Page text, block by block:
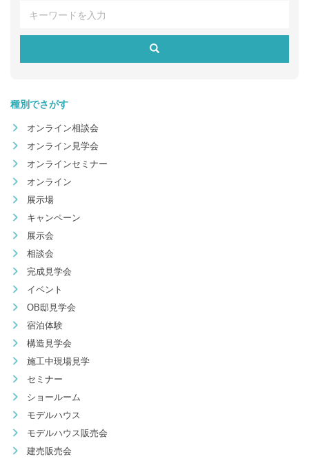
種別でさがす
オンライン相談会
オンライン見学会
オンラインセミナー
オンライン
展示場
キャンペーン
展示会
相談会
完成見学会
イベント
OB邸見学会
宿泊体験
構造見学会
施工中現場見学
セミナー
ショールーム
モデルハウス
モデルハウス販売会
建売販売会